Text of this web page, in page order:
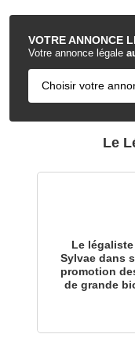
VOTREANNONCE
Votre annonce légale
.
Le
Le
Sylvae dans
promotion
de grande